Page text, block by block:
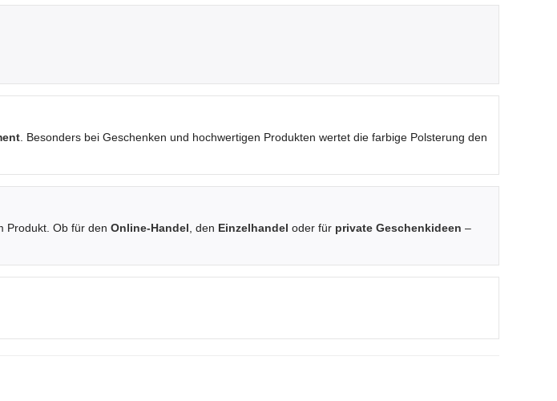
. Besonders bei Geschenken und hochwertigen Produkten wertet die farbige Polsterung den
Produkt. Ob für den Online-Handel , den Einzelhandel oder für private Geschenkideen –